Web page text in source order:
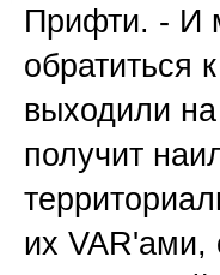
Прифти. - И
обратиться
выходили
получит
их VAR'ами,